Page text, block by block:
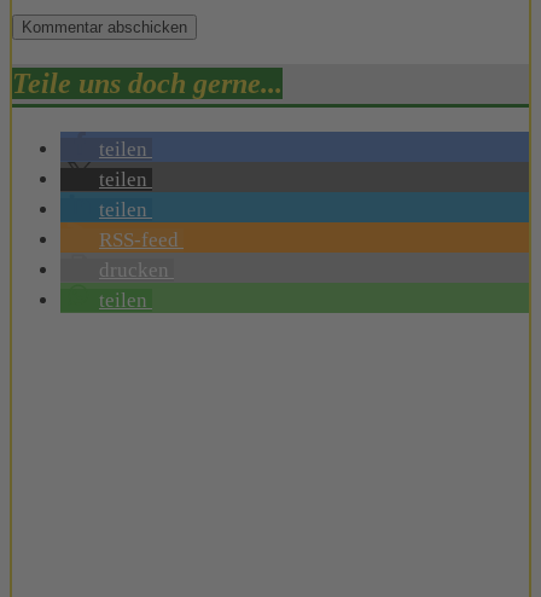
Teile uns doch gerne...
teilen
teilen
teilen
RSS-feed
drucken
teilen